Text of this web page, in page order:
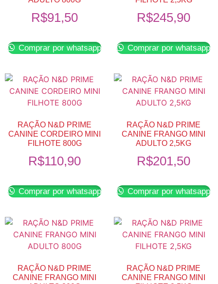
R$91,50
Comprar por whatsapp
R$245,90
Comprar por whatsapp
RAÇÃO N&D PRIME
CANINE CORDEIRO MINI
FILHOTE 800G
R$110,90
Comprar por whatsapp
RAÇÃO N&D PRIME
CANINE FRANGO MINI
ADULTO 2,5KG
R$201,50
Comprar por whatsapp
RAÇÃO N&D PRIME
CANINE FRANGO MINI
RAÇÃO N&D PRIME
CANINE FRANGO MINI